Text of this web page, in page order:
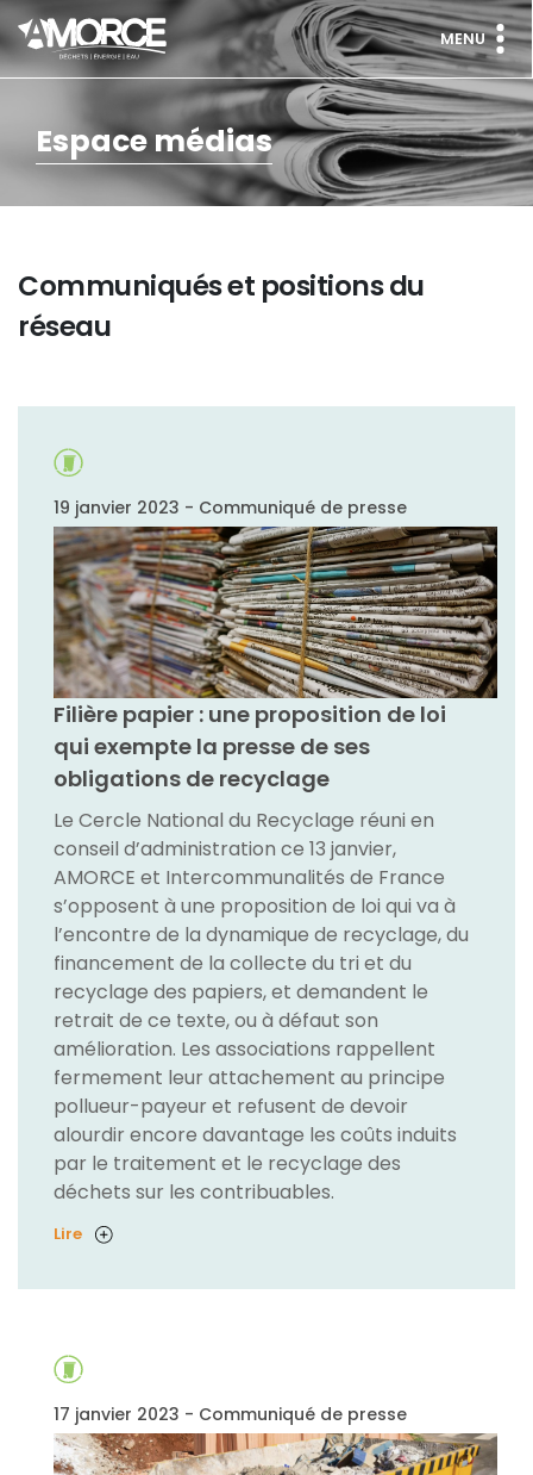
MENU
Espace médias
Communiqués et positions du
réseau
19 janvier 2023 - Communiqué de presse
Filière papier : une proposition de loi
qui exempte la presse de ses
obligations de recyclage
Le Cercle National du Recyclage réuni en
conseil d’administration ce 13 janvier,
AMORCE et Intercommunalités de France
s’opposent à une proposition de loi qui va à
l’encontre de la dynamique de recyclage, du
financement de la collecte du tri et du
recyclage des papiers, et demandent le
retrait de ce texte, ou à défaut son
amélioration. Les associations rappellent
fermement leur attachement au principe
pollueur-payeur et refusent de devoir
alourdir encore davantage les coûts induits
par le traitement et le recyclage des
déchets sur les contribuables.
Lire
17 janvier 2023 - Communiqué de presse